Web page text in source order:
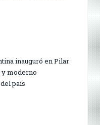
inauguró en Pilar
y moderno
país